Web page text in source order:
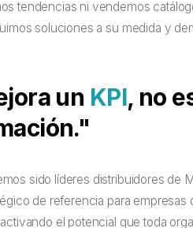
tendencias ni vendemos
soluciones a su medida y
un KPI, no
sido líderes distribuidores de
de referencia para
el potencial que toda